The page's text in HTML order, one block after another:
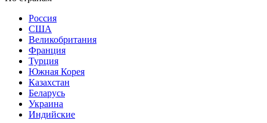
Россия
США
Великобритания
Франция
Турция
Южная Корея
Казахстан
Беларусь
Украина
Индийские